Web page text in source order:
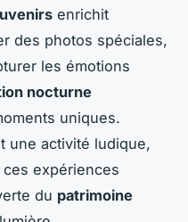
enrichit
des photos spéciales,
les émotions
nocturne
uniques.
une activité ludique,
expériences
du patrimoine